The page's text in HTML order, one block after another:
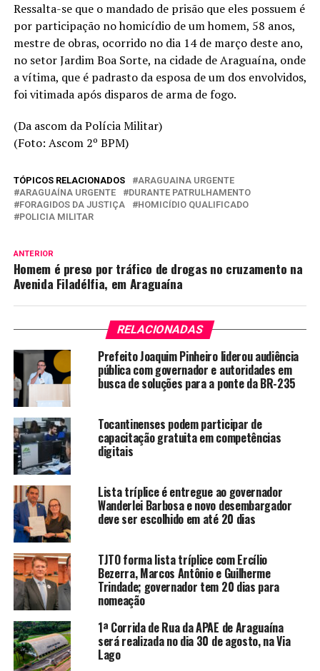
Ressalta-se que o mandado de prisão que eles possuem é
por participação no homicídio de um homem, 58 anos,
mestre de obras, ocorrido no dia 14 de março deste ano,
no setor Jardim Boa Sorte, na cidade de Araguaína, onde
a vítima, que é padrasto da esposa de um dos envolvidos,
foi vitimada após disparos de arma de fogo.
(Da ascom da Polícia Militar)
(Foto: Ascom 2º BPM)
TÓPICOS RELACIONADOS
ARAGUAINA URGENTE
ARAGUAÍNA URGENTE
DURANTE PATRULHAMENTO
FORAGIDOS DA JUSTIÇA
HOMICÍDIO QUALIFICADO
POLICIA MILITAR
ANTERIOR
Homem é preso por tráfico de drogas no cruzamento na
Avenida Filadélfia, em Araguaína
RELACIONADAS
Prefeito Joaquim Pinheiro liderou audiência
pública com governador e autoridades em
busca de soluções para a ponte da BR-235
Tocantinenses podem participar de
capacitação gratuita em competências
digitais
Lista tríplice é entregue ao governador
Wanderlei Barbosa e novo desembargador
deve ser escolhido em até 20 dias
TJTO forma lista tríplice com Ercílio
Bezerra, Marcos Antônio e Guilherme
Trindade; governador tem 20 dias para
nomeação
1ª Corrida de Rua da APAE de Araguaína
será realizada no dia 30 de agosto, na Via
Lago